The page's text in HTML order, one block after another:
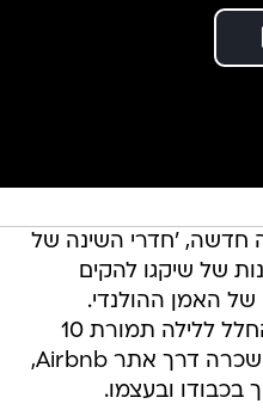
חדשה, 'חדרי השינה של
של שיקגו להקים
של האמן ההולנדי.
האורחים יוכלו לשכור את החלל ללילה תמורת 10
דולר בלבד. החדר מוצע להשכרה דרך אתר Airbnb,
בכבודו ובעצמו.